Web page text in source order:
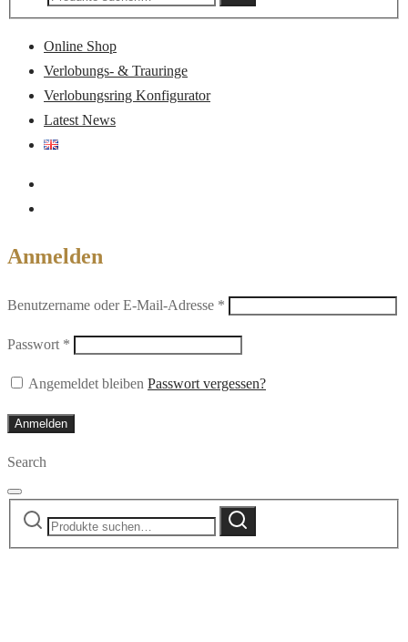
Online Shop
Verlobungs- & Trauringe
Verlobungsring Konfigurator
Latest News
Anmelden
Benutzername oder E-Mail-Adresse *
Passwort *
Angemeldet bleiben Passwort vergessen?
Anmelden
Search
Suche
Suche